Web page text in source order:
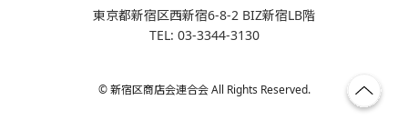
東京都新宿区西新宿6-8-2 BIZ新宿LB階
TEL: 03-3344-3130
© 新宿区商店会連合会 All Rights Reserved.